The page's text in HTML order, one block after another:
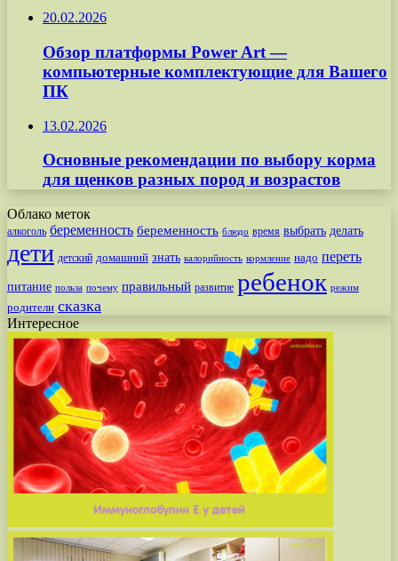
20.02.2026
Обзор платформы Power Art —
компьютерные комплектующие для Вашего
ПК
13.02.2026
Основные рекомендации по выбору корма
для щенков разных пород и возрастов
Облако меток
алкоголь беременность беременность блюдо время выбрать делать
дети детский домашний знать калорийность кормление надо переть
питание польза почему правильный развитие ребенок режим
родители сказка
Интересное